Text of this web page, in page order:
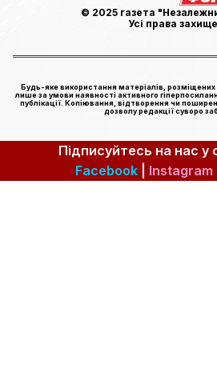
© 2025 газета
Усі права
Будь-яке використання матеріалів,
лише за умови наявності активного
публікації. Копіювання, відтворення чи
дозволу редакції суворо
Підписуйтесь на нас
Facebook| Instagram